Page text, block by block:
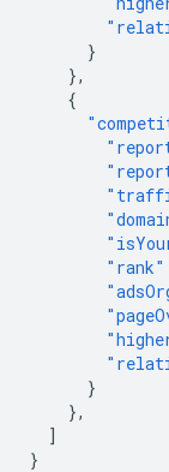
}
},
{
"rank"
}
},
]
}